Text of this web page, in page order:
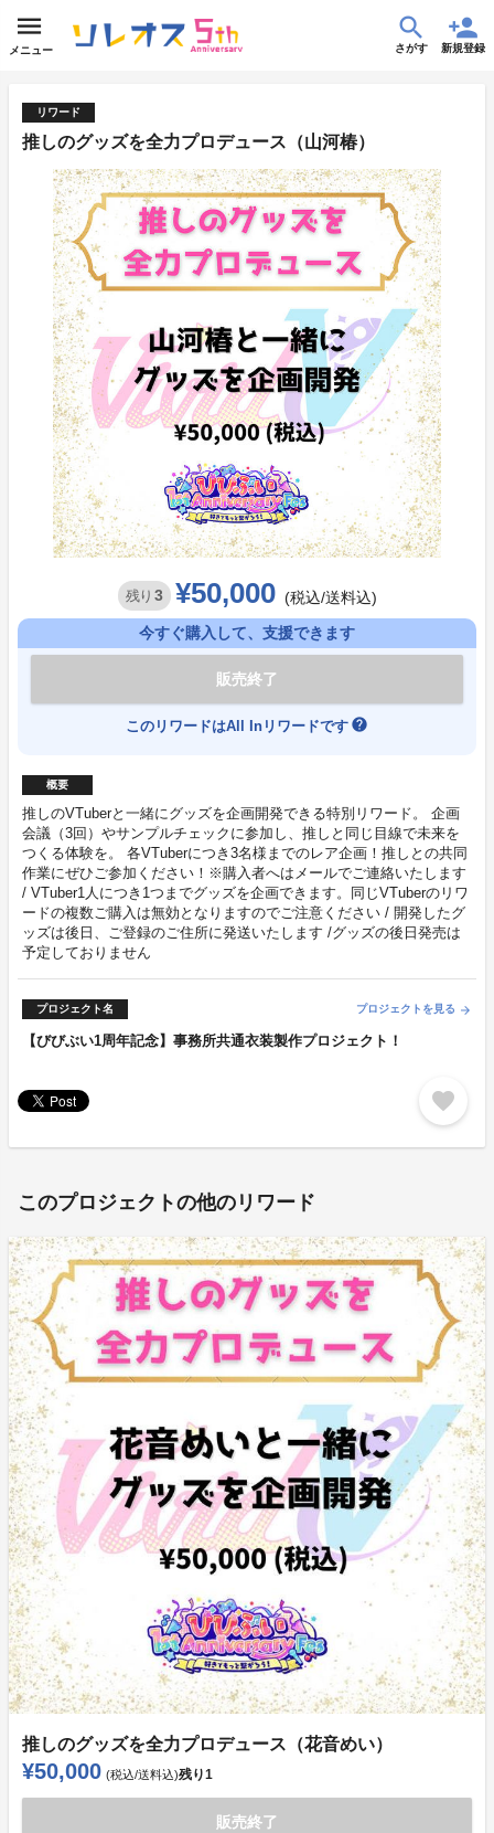
メニュー さがす 新規登録
リワード
推しのグッズを全力プロデュース（山河椿）
残り 3 ¥50,000 (税込/送料込)
今すぐ購入して、支援できます
販売終了
このリワードはAll Inリワードです help
概要
推しのVTuberと一緒にグッズを企画開発できる特別リワード。 企画
会議（3回）やサンプルチェックに参加し、推しと同じ目線で未来を
つくる体験を。 各VTuberにつき3名様までのレア企画！推しとの共同
作業にぜひご参加ください！※購入者へはメールでご連絡いたします
/ VTuber1人につき1つまでグッズを企画できます。同じVTuberのリワ
ードの複数ご購入は無効となりますのでご注意ください / 開発したグ
ッズは後日、ご登録のご住所に発送いたします /グッズの後日発売は
予定しておりません
プロジェクト名 プロジェクトを見る arrow_forward
【びびぶい1周年記念】事務所共通衣装製作プロジェクト！
favorite
このプロジェクトの他のリワード
推しのグッズを全力プロデュース（花音めい）
¥50,000 (税込/送料込)残り1
販売終了